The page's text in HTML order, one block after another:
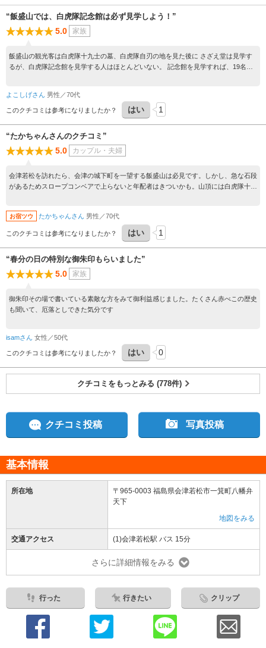
“飯盛山では、白虎隊記念館は必ず見学しよう！”
5.0 家族
飯盛山の観光客は白虎隊十九士の墓、白虎隊自刃の地を見た後に さざえ堂は見学す
るが、白虎隊記念館を見学する人はほとんどいない。 記念館を見学すれば、19名が
間を費やし ましたが、見学したことで、白虎隊の全貌が良くつかめました。 墓や自
刃の地を見るだけでは本当の意味で飯盛山を観光したことには ならないと思いま
よこしげさん 男性／70代
このクチコミは参考になりましたか？ はい 1
“たかちゃんさんのクチコミ”
5.0 カップル・夫婦
会津若松を訪れたら、会津の城下町を一望する飯盛山は必見です。しかし、急な石段
があるためスロープコンベアで上らないと年配者はきついかも。山頂には白虎隊十九
お宿ツウ たかちゃんさん 男性／70代
このクチコミは参考になりましたか？ はい 1
“春分の日の特別な御朱印もらいました”
5.0 家族
御朱印その場で書いている素敵な方をみて御利益感じました。たくさん赤べこの歴史
も聞いて、厄落としできた気分です
isamさん 女性／50代
このクチコミは参考になりましたか？ はい 0
クチコミをもっとみる (778件)
クチコミ投稿 写真投稿
基本情報
所在地
〒965-0003 福島県会津若松市一箕町八幡弁
天下
地図をみる
交通アクセス (1)会津若松駅 バス 15分
さらに詳細情報をみる
行った 行きたい クリップ